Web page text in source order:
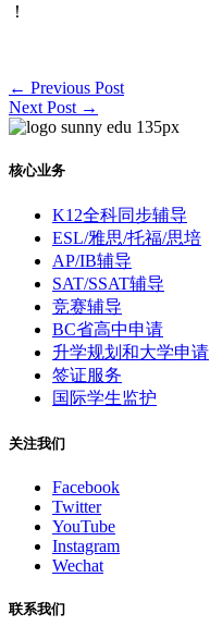
！
← Previous Post
Next Post →
核心业务
K12全科同步辅导
ESL/雅思/托福/思培
AP/IB辅导
SAT/SSAT辅导
竞赛辅导
BC省高中申请
升学规划和大学申请
签证服务
国际学生监护
关注我们
Facebook
Twitter
YouTube
Instagram
Wechat
联系我们